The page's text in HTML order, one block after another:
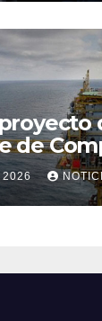
de
de Gas
2026